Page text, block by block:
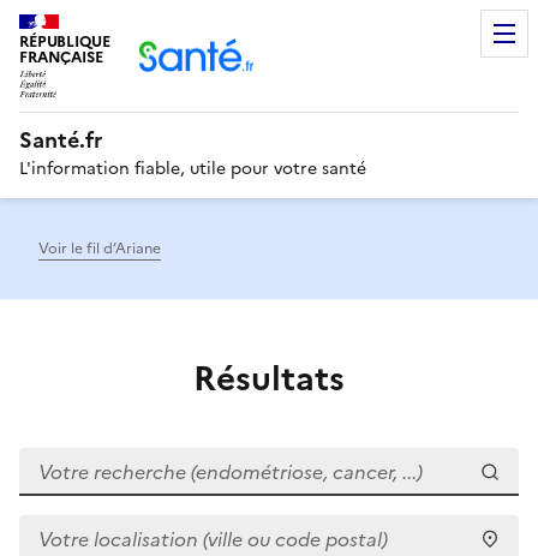
RÉPUBLIQUE
FRANÇAISE
Santé.fr
L'information fiable, utile pour votre santé
Voir le fil d’Ariane
Résultats
Votre recherche (endométriose, cancer, ...)
Votre localisation (ville ou code postal)